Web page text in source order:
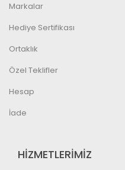
Markalar
Hediye Sertifikası
Ortaklık
Özel Teklifler
Hesap
İade
HİZMETLERİMİZ